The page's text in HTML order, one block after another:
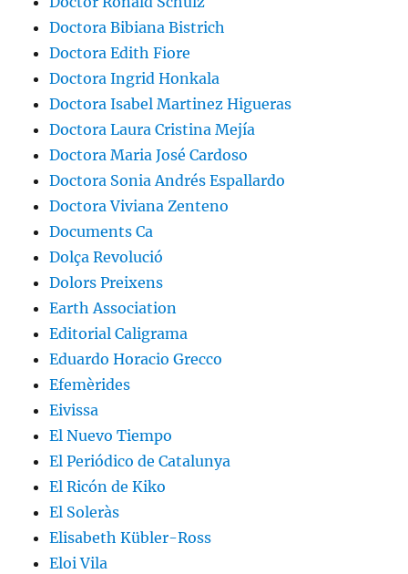
Doctora Bibiana Bistrich
Doctora Edith Fiore
Doctora Ingrid Honkala
Doctora Isabel Martinez Higueras
Doctora Laura Cristina Mejía
Doctora Maria José Cardoso
Doctora Sonia Andrés Espallardo
Doctora Viviana Zenteno
Documents Ca
Dolça Revolució
Dolors Preixens
Earth Association
Editorial Caligrama
Eduardo Horacio Grecco
Efemèrides
Eivissa
El Nuevo Tiempo
El Periódico de Catalunya
El Ricón de Kiko
El Soleràs
Elisabeth Kübler-Ross
Eloi Vila